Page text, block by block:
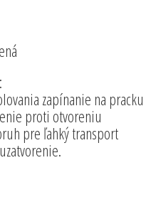
zapínanie na pracku
proti otvoreniu
pre ľahký transport